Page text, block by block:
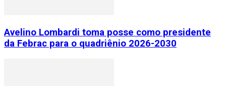
Avelino Lombardi toma posse como presidente
da Febrac para o quadriênio 2026-2030